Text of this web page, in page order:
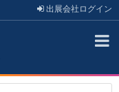
出展会社 ログイン